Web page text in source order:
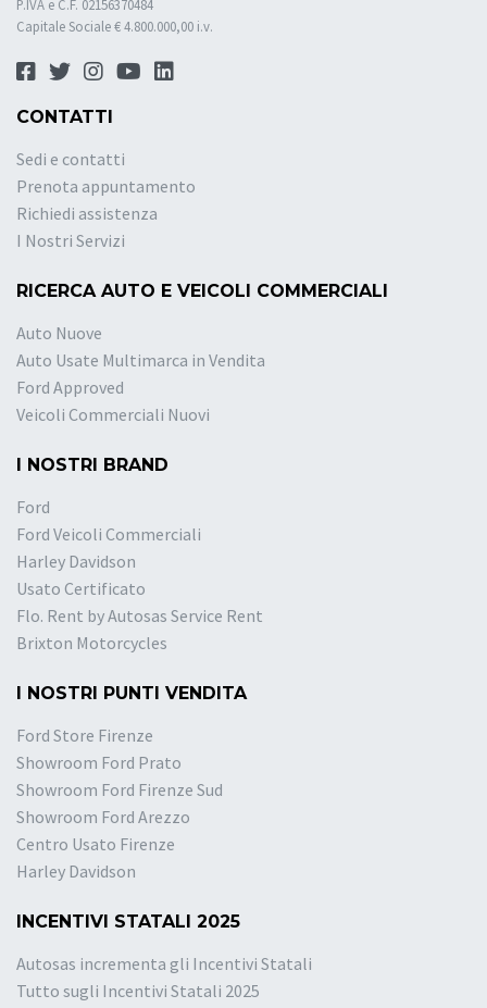
P.IVA e C.F. 02156370484
Capitale Sociale € 4.800.000,00 i.v.
CONTATTI
Sedi e contatti
Prenota appuntamento
Richiedi assistenza
I Nostri Servizi
RICERCA AUTO E VEICOLI COMMERCIALI
Auto Nuove
Auto Usate Multimarca in Vendita
Ford Approved
Veicoli Commerciali Nuovi
I NOSTRI BRAND
Ford
Ford Veicoli Commerciali
Harley Davidson
Usato Certificato
Flo. Rent by Autosas Service Rent
Brixton Motorcycles
I NOSTRI PUNTI VENDITA
Ford Store Firenze
Showroom Ford Prato
Showroom Ford Firenze Sud
Showroom Ford Arezzo
Centro Usato Firenze
Harley Davidson
INCENTIVI STATALI 2025
Autosas incrementa gli Incentivi Statali
Tutto sugli Incentivi Statali 2025